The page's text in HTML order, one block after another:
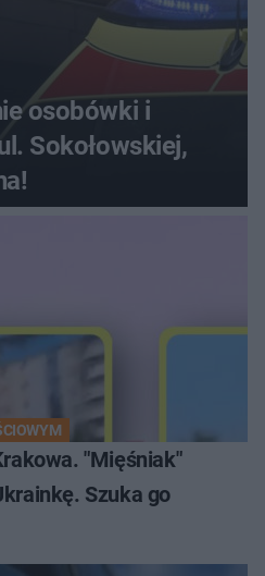
osobówki i
Sokołowskiej,
"Mięśniak"
Szuka go